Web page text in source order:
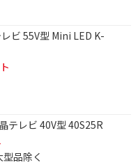
ビ 55V型 Mini LED K-
テレビ 40V型 40S25R
品除く